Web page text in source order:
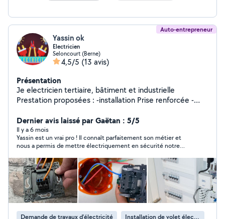
Auto-entrepreneur
Yassin ok
Electricien
Seloncourt (Berne)
4,5/5 (13 avis)
Présentation
Je electricien tertiaire, bâtiment et industrielle
Prestation proposées : -installation Prise renforcée -
urgent et recherche de pannes -rénovation
complète/partielle -pose de tableaux électriques,
luminaires,prises, interrupteurs -cour particulier maths/
électrotechnique
Dernier avis laissé par Gaëtan : 5/5
Il y a 6 mois
Yassin est un vrai pro ! Il connaît parfaitement son métier et
nous a permis de mettre électriquement en sécurité notre
l'affaire. Nous vous le recommandons à 100 % merci pour tes
interventions rapides et efficaces
Demande de travaux d’électricité Installation de volet électrique